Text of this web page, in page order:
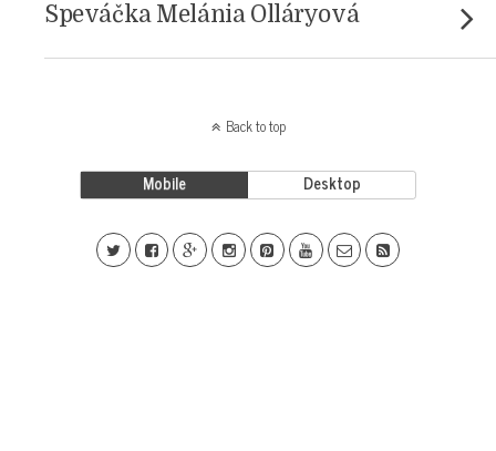
Speváčka Melánia Olláryová
Back to top
Mobile Desktop